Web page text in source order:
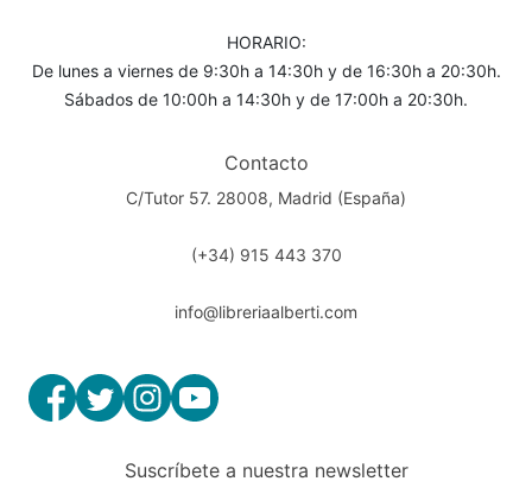
HORARIO:
De lunes a viernes de 9:30h a 14:30h y de 16:30h a 20:30h.
Sábados de 10:00h a 14:30h y de 17:00h a 20:30h.
Contacto
C/Tutor 57. 28008, Madrid (España)
(+34) 915 443 370
info@libreriaalberti.com
Suscríbete a nuestra newsletter